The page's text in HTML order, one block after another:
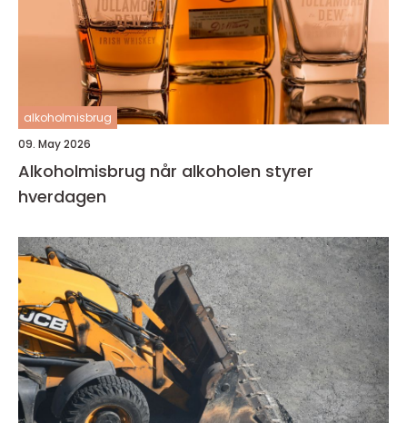
alkoholmisbrug
09. May 2026
Alkoholmisbrug når alkoholen styrer
hverdagen